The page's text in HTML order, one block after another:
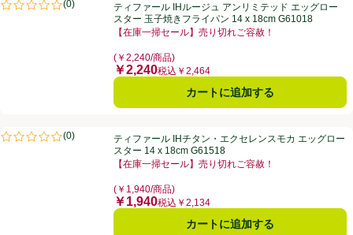
商品リスト
(0)
評価は0件のレビューで5点中0.0点。ティファール IHルージュ アンリミテッド エッグロー
スター 玉子焼きフライパン 14 x 18cm G61018
【在庫一掃セール】売り切れご容赦！
(￥2,240/商品)
価格
￥2,240税込￥2,464
カートに追加する
ティファール IHチタン・エクセレンスモカ エッグロースター 14 x
(0)
評価は0件のレビューで5点中0.0点。ティファール IHチタン・エクセレンスモカ エッグロー
スター 14 x 18cm G61518
【在庫一掃セール】売り切れご容赦！
(￥1,940/商品)
価格
￥1,940税込￥2,134
カートに追加する